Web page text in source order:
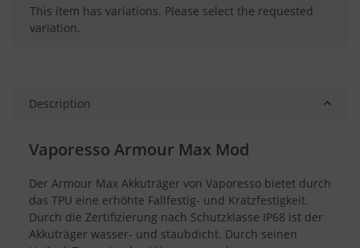
x
This item has variations. Please select the requested
variation.
Description
Vaporesso Armour Max Mod
Der Armour Max Akkuträger von Vaporesso bietet durch
das TPU eine erhöhte Fallfestig- und Kratzfestigkeit.
Durch die Zertifizierung nach Schutzklasse IP68 ist der
Akkuträger wasser- und staubdicht. Durch seinen